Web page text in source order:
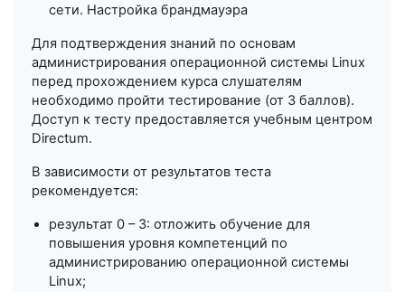
сети. Настройка брандмауэра
Для подтверждения знаний по основам
администрирования операционной системы Linux
перед прохождением курса слушателям
необходимо пройти тестирование (от 3 баллов).
Доступ к тесту предоставляется учебным центром
Directum.
В зависимости от результатов теста
рекомендуется:
результат 0 – 3: отложить обучение для
повышения уровня компетенций по
администрированию операционной системы
Linux;